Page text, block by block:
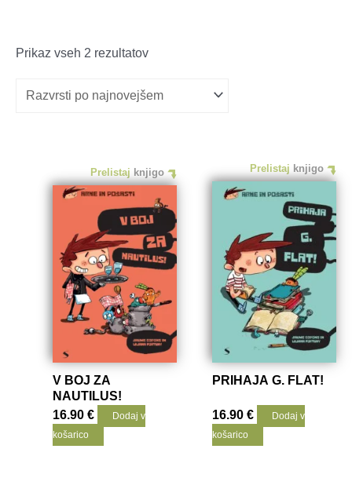
Prikaz vseh 2 rezultatovRazvrščeno
datumu
Prelistaj knjigo
V BOJ ZA
NAUTILUS!
16.90€
Dodaj v
košarico
Prelistaj knjigo
PRIHAJA G. FLAT!
16.90€
Dodaj v
košarico